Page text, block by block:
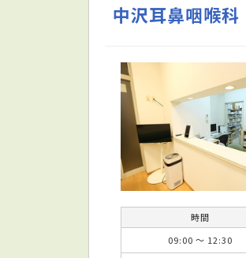
中沢耳鼻咽喉科
時間
09:00 ～ 12:30